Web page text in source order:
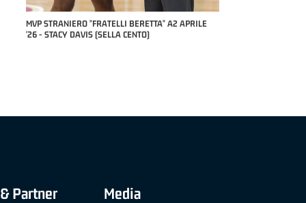
MVP "FRATELLI BERETTA" SAMUEL DILAS B
NAZIONALE APRILE '26 - MARCO RESTELLI (TAV
Partner Media